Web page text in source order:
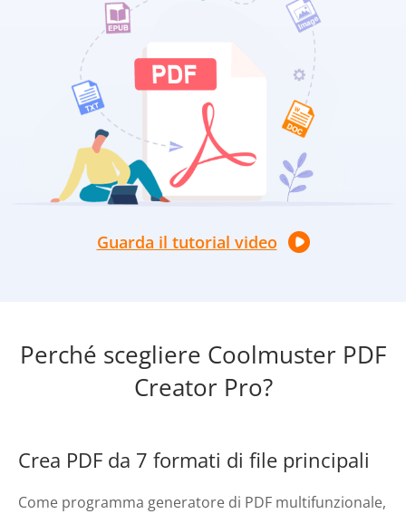
Guarda il tutorial video
Perché scegliere Coolmuster PDF
Creator Pro?
Crea PDF da 7 formati di file principali
Come programma generatore di PDF multifunzionale,